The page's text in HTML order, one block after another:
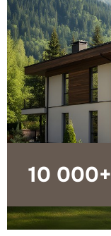
10 000+